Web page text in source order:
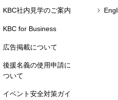
KBC社内見学のご案内
KBC for Business
広告掲載について
後援名義の使用申請に
ついて
イベント安全対策ガイ